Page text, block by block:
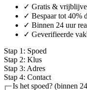
✓ Gratis &
✓ Bespaar tot 40%
✓ Binnen 24 uur
✓ Geverifieerde
Stap 1 : Spoed
Stap 2: Klus
Stap 3: Adres
Stap 4: Contact
Is het spoed? (binnen